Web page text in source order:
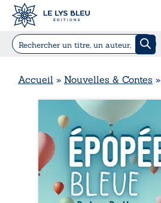
Accueil » Nouvelles & Contes »